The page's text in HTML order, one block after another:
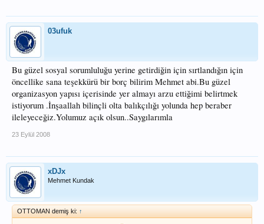
03ufuk
Bu güzel sosyal sorumluluğu yerine getirdiğin için sırtlandığın için
öncellike sana teşekkürü bir borç bilirim Mehmet abi.Bu güzel
organizasyon yapısı içerisinde yer almayı arzu ettiğimi belirtmek
istiyorum .İnşaallah bilinçli olta balıkçılığı yolunda hep beraber
ileleyeceğiz.Yolumuz açık olsun..Saygılarımla
23 Eylül 2008
xDJx
Mehmet Kundak
OTTOMAN demiş ki: ↑